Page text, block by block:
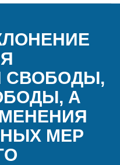
СВОБОДЫ,
А
МЕР